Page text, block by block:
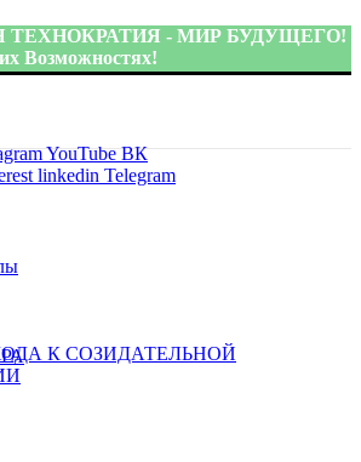
ТЕХНОКРАТИЯ - МИР БУДУЩЕГО!
Возможностях!
YouTube ВК
linkedin Telegram
К СОЗИДАТЕЛЬНОЙ